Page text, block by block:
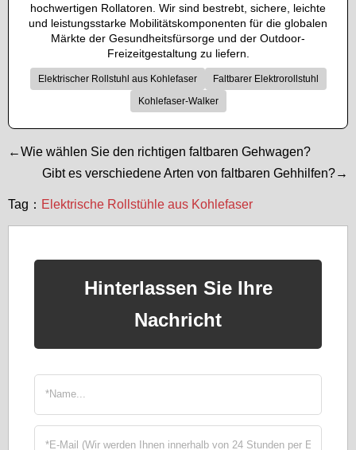
hochwertigen Rollatoren. Wir sind bestrebt, sichere, leichte
und leistungsstarke Mobilitätskomponenten für die globalen
Märkte der Gesundheitsfürsorge und der Outdoor-
Freizeitgestaltung zu liefern.
Elektrischer Rollstuhl aus Kohlefaser
Faltbarer Elektrorollstuhl
Kohlefaser-Walker
←Wie wählen Sie den richtigen faltbaren Gehwagen?
Gibt es verschiedene Arten von faltbaren Gehhilfen?→
Tag： Elektrische Rollstühle aus Kohlefaser
Hinterlassen Sie Ihre
Nachricht